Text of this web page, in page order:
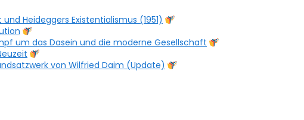
Heideggers Existentialismus (1951)
um das Dasein und die moderne Gesellschaft
von Wilfried Daim (Update)